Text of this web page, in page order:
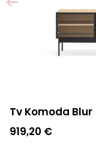
Tv Komoda Blur
919,20 €